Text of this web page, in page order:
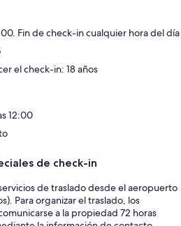
Fin de check-in cualquier hora del día
el check-in: 18 años
12:00
de check-in
de traslado desde el aeropuerto
Para organizar el traslado, los
a la propiedad 72 horas